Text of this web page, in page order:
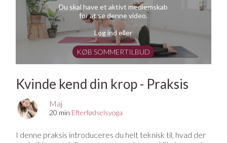
Du skal have et aktivt medlemskab
for at se denne video.
Log ind eller
KØB SOMMERTILBUD
Kvinde kend din krop - Praksis
Maj
20 min Efterfødselsyoga
I denne praksis introduceres du helt teknisk til, hvad der